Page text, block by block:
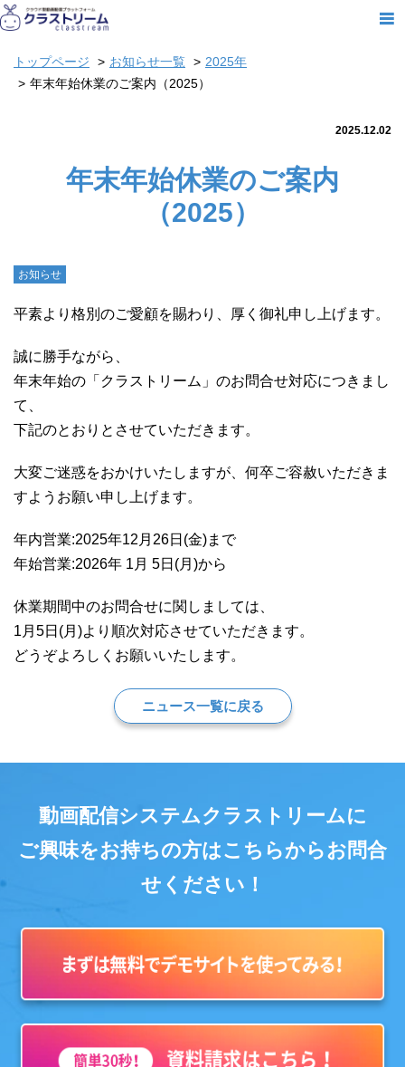
トップページ お知らせ一覧
2025年
年末年始休業のご案内（2025）
2025.12.02
年末年始休業のご案内
（2025）
お知らせ
平素より格別のご愛顧を賜わり、厚く御礼申し上げます。
誠に勝手ながら、
年末年始の「クラストリーム」のお問合せ対応につきまし
て、
下記のとおりとさせていただきます。
大変ご迷惑をおかけいたしますが、何卒ご容赦いただきま
すようお願い申し上げます。
年内営業:2025年12月26日(金)まで
年始営業:2026年 1月 5日(月)から
休業期間中のお問合せに関しましては、
1月5日(月)より順次対応させていただきます。
どうぞよろしくお願いいたします。
ニュース一覧に戻る
動画配信システムクラストリームに
ご興味をお持ちの方はこちらからお問合
せください！